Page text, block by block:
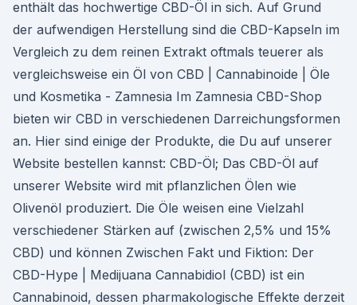
enthält das hochwertige CBD-Öl in sich. Auf Grund
der aufwendigen Herstellung sind die CBD-Kapseln im
Vergleich zu dem reinen Extrakt oftmals teuerer als
vergleichsweise ein Öl von CBD | Cannabinoide | Öle
und Kosmetika - Zamnesia Im Zamnesia CBD-Shop
bieten wir CBD in verschiedenen Darreichungsformen
an. Hier sind einige der Produkte, die Du auf unserer
Website bestellen kannst: CBD-Öl; Das CBD-Öl auf
unserer Website wird mit pflanzlichen Ölen wie
Olivenöl produziert. Die Öle weisen eine Vielzahl
verschiedener Stärken auf (zwischen 2,5% und 15%
CBD) und können Zwischen Fakt und Fiktion: Der
CBD-Hype | Medijuana Cannabidiol (CBD) ist ein
Cannabinoid, dessen pharmakologische Effekte derzeit